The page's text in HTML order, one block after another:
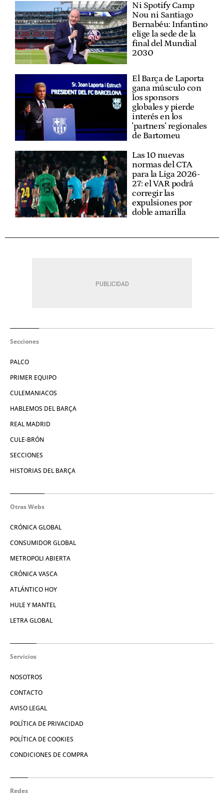
Ni Spotify Camp
Nou ni Santiago
Bernabéu: Infantino
elige la sede de la
final del Mundial
2030
El Barça de Laporta
gana músculo con
los sponsors
globales y pierde
interés en los
'partners' regionales
de Bartomeu
Las 10 nuevas
normas del CTA
para la Liga 2026-
27: el VAR podrá
corregir las
expulsiones por
doble amarilla
Secciones
PALCO
PRIMER EQUIPO
CULEMANIACOS
HABLEMOS DEL BARÇA
REAL MADRID
CULE-BRÓN
SECCIONES
HISTORIAS DEL BARÇA
Otras Webs
CRÓNICA GLOBAL
CONSUMIDOR GLOBAL
METROPOLI ABIERTA
CRÓNICA VASCA
ATLÁNTICO HOY
HULE Y MANTEL
LETRA GLOBAL
Servicios
NOSOTROS
CONTACTO
AVISO LEGAL
POLÍTICA DE PRIVACIDAD
POLÍTICA DE COOKIES
CONDICIONES DE COMPRA
Redes